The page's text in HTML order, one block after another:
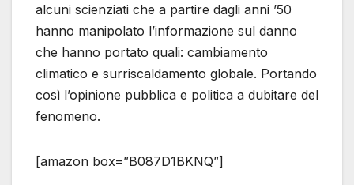
alcuni scienziati che a partire dagli anni ’50
hanno manipolato l’informazione sul danno
che hanno portato quali: cambiamento
climatico e surriscaldamento globale. Portando
così l’opinione pubblica e politica a dubitare del
fenomeno.
[amazon box=”B087D1BKNQ”]